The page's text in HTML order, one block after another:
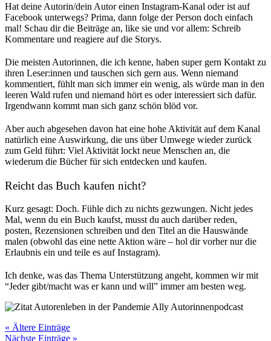
Hat deine Autorin/dein Autor einen Instagram-Kanal oder ist auf
Facebook unterwegs? Prima, dann folge der Person doch einfach
mal! Schau dir die Beiträge an, like sie und vor allem: Schreib
Kommentare und reagiere auf die Storys.
Die meisten Autorinnen, die ich kenne, haben super gern Kontakt zu
ihren Leser:innen und tauschen sich gern aus. Wenn niemand
kommentiert, fühlt man sich immer ein wenig, als würde man in den
leeren Wald rufen und niemand hört es oder interessiert sich dafür.
Irgendwann kommt man sich ganz schön blöd vor.
Aber auch abgesehen davon hat eine hohe Aktivität auf dem Kanal
natürlich eine Auswirkung, die uns über Umwege wieder zurück
zum Geld führt: Viel Aktivität lockt neue Menschen an, die
wiederum die Bücher für sich entdecken und kaufen.
Reicht das Buch kaufen nicht?
Kurz gesagt: Doch. Fühle dich zu nichts gezwungen. Nicht jedes
Mal, wenn du ein Buch kaufst, musst du auch darüber reden,
posten, Rezensionen schreiben und den Titel an die Hauswände
malen (obwohl das eine nette Aktion wäre – hol dir vorher nur die
Erlaubnis ein und teile es auf Instagram).
Ich denke, was das Thema Unterstützung angeht, kommen wir mit
“Jeder gibt/macht was er kann und will” immer am besten weg.
« Ältere Einträge
Nächste Einträge »